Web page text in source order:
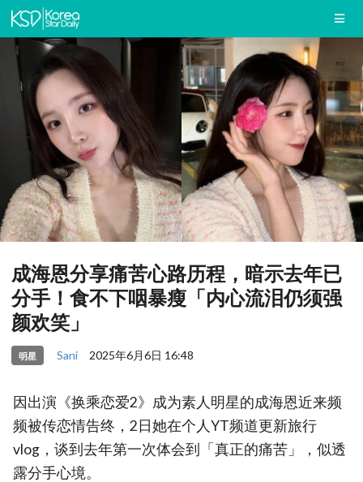
成海恩分享痛苦心路历程，暗示去年已
分手！食不下咽暴瘦「内心流泪仍须强
颜欢笑」
明星 Sani 2025年6月6日 16:48
因出演《换乘恋爱2》成为素人明星的成海恩近来频
频被传恋情告终，2日她在个人YT频道更新旅行
vlog，谈到去年第一次体会到「真正的痛苦」，似透
露分手心境。